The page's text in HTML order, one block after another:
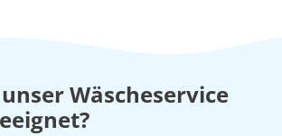
Wäscheservice